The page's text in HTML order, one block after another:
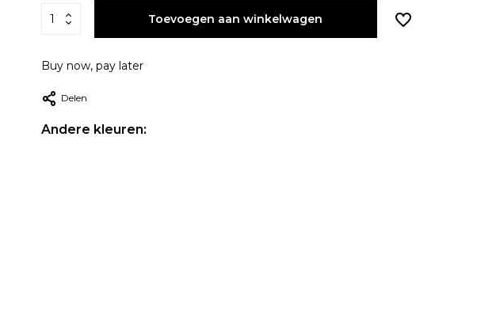
Toevoegen aan winkelwagen
Buy now, pay later
Delen
Andere kleuren: